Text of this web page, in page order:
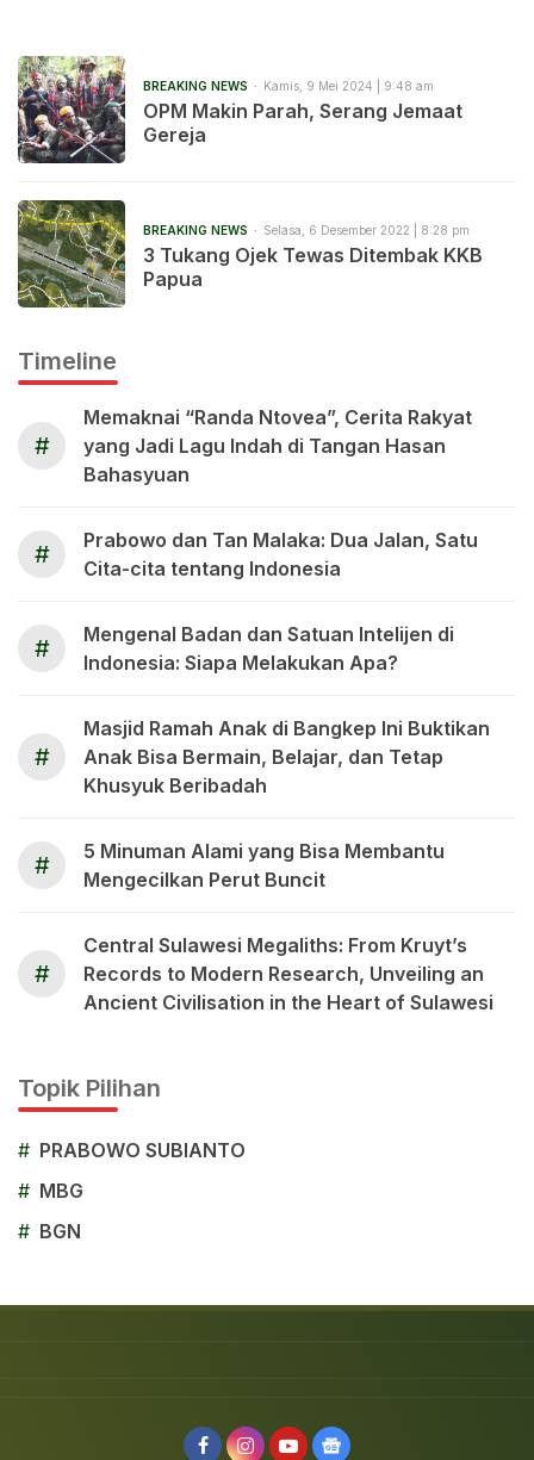
BREAKING NEWS Kamis, 9 Mei 2024 | 9:48 am
OPM Makin Parah, Serang Jemaat
Gereja
BREAKING NEWS Selasa, 6 Desember 2022 | 8:28 pm
3 Tukang Ojek Tewas Ditembak KKB
Papua
Timeline
#
Memaknai “Randa Ntovea”, Cerita Rakyat
yang Jadi Lagu Indah di Tangan Hasan
Bahasyuan
#
Prabowo dan Tan Malaka: Dua Jalan, Satu
Cita-cita tentang Indonesia
#
Mengenal Badan dan Satuan Intelijen di
Indonesia: Siapa Melakukan Apa?
#
Masjid Ramah Anak di Bangkep Ini Buktikan
Anak Bisa Bermain, Belajar, dan Tetap
Khusyuk Beribadah
#
5 Minuman Alami yang Bisa Membantu
Mengecilkan Perut Buncit
#
Central Sulawesi Megaliths: From Kruyt’s
Records to Modern Research, Unveiling an
Ancient Civilisation in the Heart of Sulawesi
Topik Pilihan
# PRABOWO SUBIANTO
# MBG
# BGN